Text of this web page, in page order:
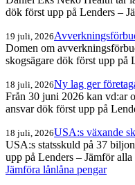
dök först upp på Lenders –
19 juli, 2026
Domen om
skogsägare dök först upp på
18 juli, 2026Ny lag ger
Från 30 juni 2026 kan vd:ar
ansvar dök först upp på
18 juli, 2026USA:s växande
USA:s statsskuld på 37
upp på Lenders – Jämför alla
Jämföra lånlåna pengar